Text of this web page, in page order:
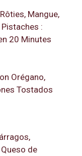
Mangue,
:
20 Minutes
Orégano,
Tostados
de